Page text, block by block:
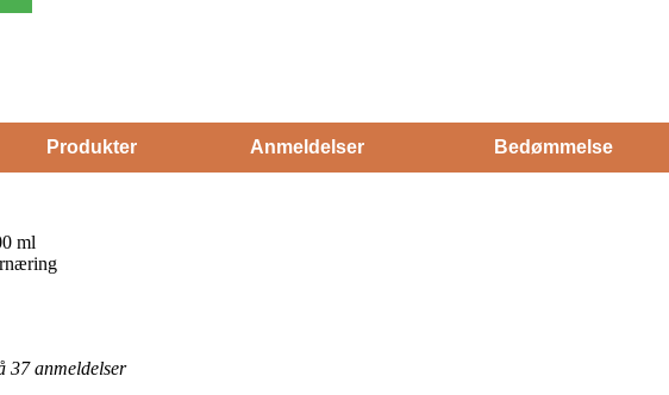
Produkter Anmeldelser Bedømmelse
ml
37anmeldelser